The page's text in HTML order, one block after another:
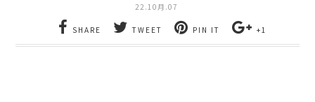
22.10月.07
SHARE TWEET PIN IT +1